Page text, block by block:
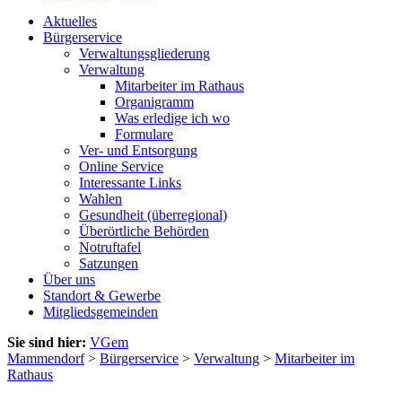
Aktuelles
Bürgerservice
Verwaltungsgliederung
Verwaltung
Mitarbeiter im Rathaus
Organigramm
Was erledige ich wo
Formulare
Ver- und Entsorgung
Online Service
Interessante Links
Wahlen
Gesundheit (überregional)
Überörtliche Behörden
Notruftafel
Satzungen
Über uns
Standort & Gewerbe
Mitgliedsgemeinden
Sie sind hier: VGem
Mammendorf> Bürgerservice > Verwaltung > Mitarbeiter im
Rathaus